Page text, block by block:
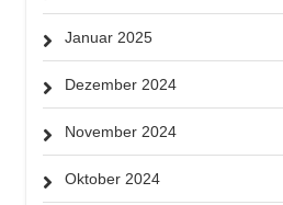
Januar 2025
Dezember 2024
November 2024
Oktober 2024